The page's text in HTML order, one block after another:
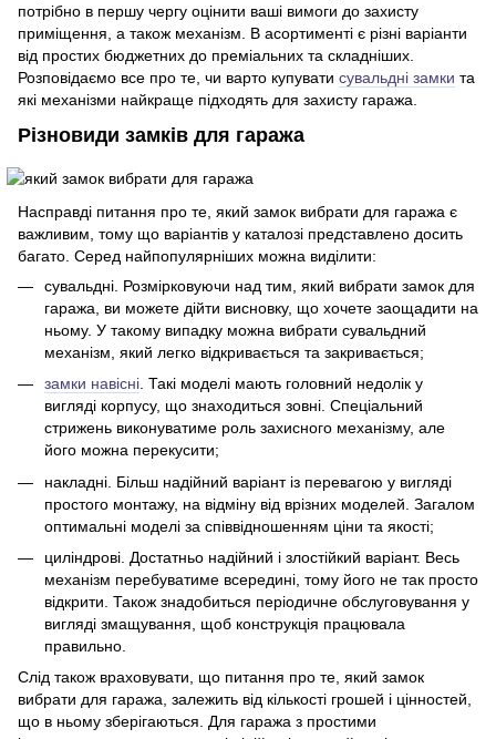
потрібно в першу чергу оцінити ваші вимоги до захисту
приміщення, а також механізм. В асортименті є різні варіанти
від простих бюджетних до преміальних та складніших.
Розповідаємо все про те, чи варто купувати сувальдні замки та
які механізми найкраще підходять для захисту гаража.
Різновиди замків для гаража
Насправді питання про те, який замок вибрати для гаража є
важливим, тому що варіантів у каталозі представлено досить
багато. Серед найпопулярніших можна виділити:
сувальдні. Розмірковуючи над тим, який вибрати замок для
гаража, ви можете дійти висновку, що хочете заощадити на
ньому. У такому випадку можна вибрати сувальдний
механізм, який легко відкривається та закривається;
замки навісні. Такі моделі мають головний недолік у
вигляді корпусу, що знаходиться зовні. Спеціальний
стрижень виконуватиме роль захисного механізму, але
його можна перекусити;
накладні. Більш надійний варіант із перевагою у вигляді
простого монтажу, на відміну від врізних моделей. Загалом
оптимальні моделі за співвідношенням ціни та якості;
циліндрові. Достатньо надійний і злостійкий варіант. Весь
механізм перебуватиме всередині, тому його не так просто
відкрити. Також знадобиться періодичне обслуговування у
вигляді змащування, щоб конструкція працювала
правильно.
Слід також враховувати, що питання про те, який замок
вибрати для гаража, залежить від кількості грошей і цінностей,
що в ньому зберігаються. Для гаража з простими